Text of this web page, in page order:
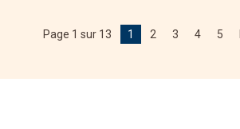
Page 1 sur 13 1 2 3 4 5